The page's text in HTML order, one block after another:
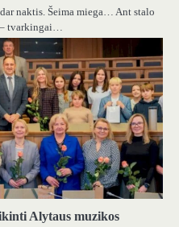
naktis. Šeima miega… Ant stalo
– tvarkingai…
Alytaus muzikos